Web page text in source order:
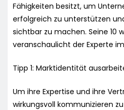
Fähigkeiten besitzt, um
erfolgreich zu unterstützen
sichtbar zu machen. Seine 10
veranschaulicht der Experte
Tipp 1: Marktidentität
Um ihre Expertise und ihre
wirkungsvoll kommunizieren